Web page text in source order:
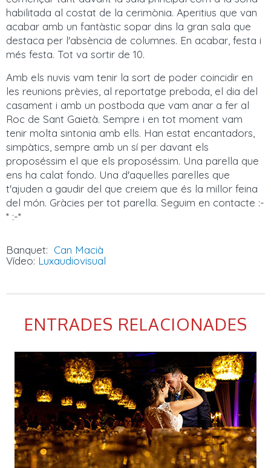
habilitada al costat de la cerimònia. Aperitius que van
acabar amb un fantàstic sopar dins la gran sala que
destaca per l'absència de columnes. En acabar, festa i
més festa. Tot va sortir de 10.
Amb els nuvis vam tenir la sort de poder coincidir en
les reunions prèvies, al reportatge preboda, el dia del
casament i amb un postboda que vam anar a fer al
Roc de Sant Gaietà. Sempre i en tot moment vam
tenir molta sintonia amb ells. Han estat encantadors,
simpàtics, sempre amb un sí per davant els
proposéssim el que els proposéssim. Una parella que
ens ha calat fondo. Una d'aquelles parelles que
t'ajuden a gaudir del que creiem que és la millor feina
del món. Gràcies per tot parella. Seguim en contacte :-
* :-*
Banquet: Can Macià
Vídeo: Luxaudiovisual
ENTRADES RELACIONADES